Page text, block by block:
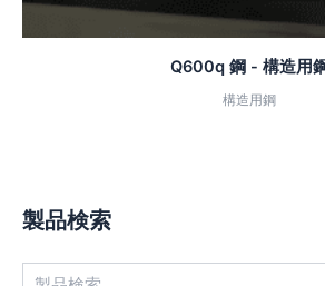
製品検索
Q600q 鋼 - 構造用
構造用鋼